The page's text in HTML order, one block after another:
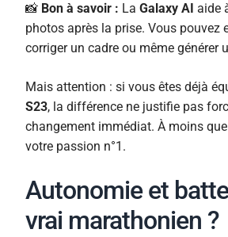
📸 Bon à savoir : La Galaxy AI aide
photos après la prise. Vous pouvez
corriger un cadre ou même générer
Mais attention : si vous êtes déjà
S23, la différence ne justifie pas
changement immédiat. À moins
votre passion n°1.
Autonomie et
vrai marathonien ?